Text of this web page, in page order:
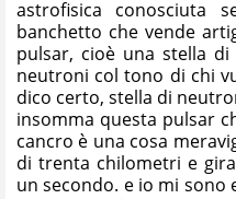
astrofisica conosciuta
banchetto che vende
pulsar, cioè una stella
neutroni col tono di chi
dico certo, stella di
insomma questa pulsar
cancro è una cosa
di trenta chilometri e
un secondo. e io mi sono